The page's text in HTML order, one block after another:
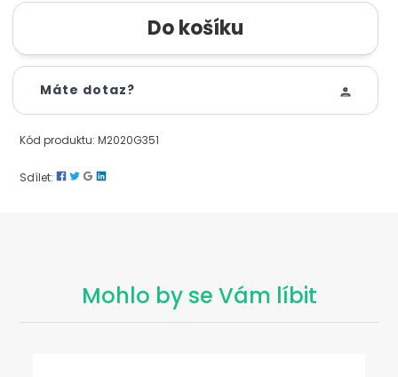
Máte dotaz?
Kód produktu: M2020G351
Sdílet:
Mohlo by se Vám líbit